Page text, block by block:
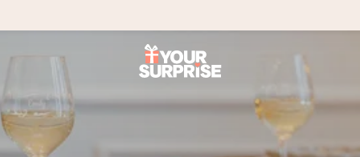
Preparamos o teu presente com toda a atenção e
enviamos num instante - para que possas oferece-lo na
hora certa, quando mais importa.